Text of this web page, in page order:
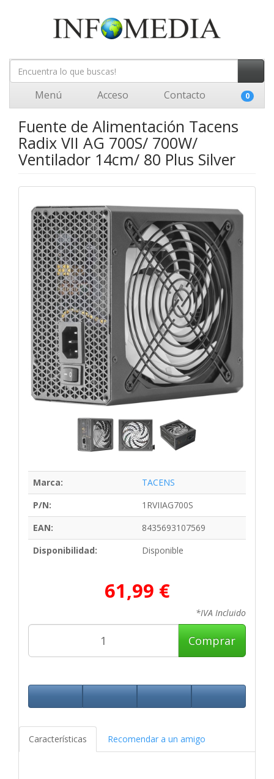
Menú Acceso Contacto 0
Fuente de Alimentación Tacens
Radix VII AG 700S/ 700W/
Ventilador 14cm/ 80 Plus Silver
Marca:
TACENS
P/N:
1RVIIAG700S
EAN:
8435693107569
Disponibilidad:
Disponible
61,99 €
*IVA Incluido
Comprar
Características Recomendar a un amigo